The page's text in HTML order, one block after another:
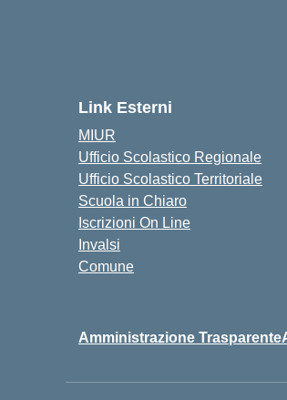
Link Esterni
MIUR
Ufficio Scolastico Regionale
Ufficio Scolastico Territoriale
Scuola in Chiaro
Iscrizioni On Line
Invalsi
Comune
Amministrazione Trasparente